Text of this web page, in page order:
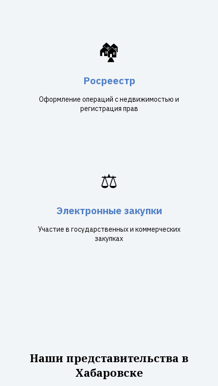
🏘️
Росреестр
Оформление операций с недвижимостью и
регистрация прав
⚖️
Электронные закупки
Участие в государственных и коммерческих
закупках
Наши представительства в
Хабаровске